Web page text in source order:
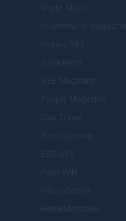
World Music
Investimenti Magazine
Money 365
Zona Nerd
B2B Magazine
People Magazine
Day Travel
Tutto Gaming
ESG 365
Food Wiki
FuturoDonna
HomeMagazine